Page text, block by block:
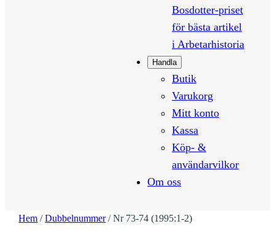
Bosdotter-priset
för bästa artikel
i Arbetarhistoria
Handla
Butik
Varukorg
Mitt konto
Kassa
Köp- &
användarvilkor
Om oss
Hem /Dubbelnummer/ Nr 73-74 (1995:1-2)